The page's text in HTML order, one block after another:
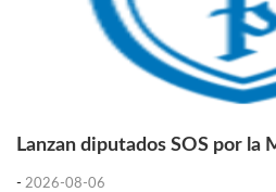
Lanzan diputados SOS por la
- 2026-08-06